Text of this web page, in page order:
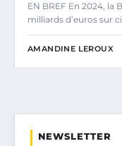
EN BREF En 2024, la
milliards d’euros sur
AMANDINE LEROUX
NEWSLETTER